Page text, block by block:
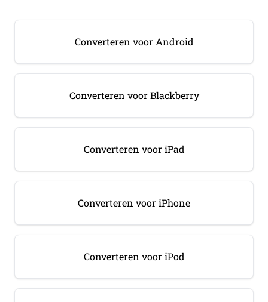
Converteren voor Android
Converteren voor Blackberry
Converteren voor iPad
Converteren voor iPhone
Converteren voor iPod